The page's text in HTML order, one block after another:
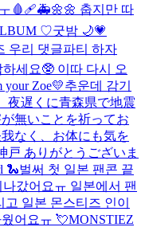
🩸🩹🚑🌼🌼 춥지만 따
♡굿밤 🌙💗
우리 댓글파티 하자
세요🥸 이따 다시 오
your Zoe💛추운데 감기
夜遅くに青森県で地震
無いことを祈ってお
なく、お体にも気を
戸 ありがとうございま
🐍벌써 첫 일본 팬콘 끝
갔어요ㅠ 일본에서 팬
일본 몬스티즈 인이
어요ㅠ 💘MONSTIEZ